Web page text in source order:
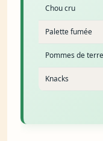
Chou cru
Palette fumée
Pommes de terre
Knacks